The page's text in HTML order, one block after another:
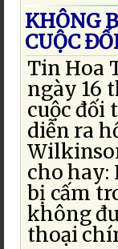
KHÔNG
CUỘC
Tin Hoa
ngày 16
cuộc đối
diễn ra
cho hay:
bị cấm
không
thoại